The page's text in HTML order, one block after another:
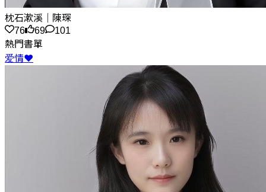
枕石漱溪｜陳琛
76
69
101
熱門書單
爱情❤️